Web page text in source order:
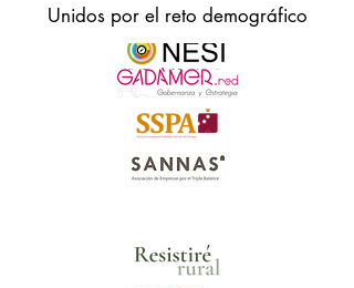
Unidos por el reto demográfico